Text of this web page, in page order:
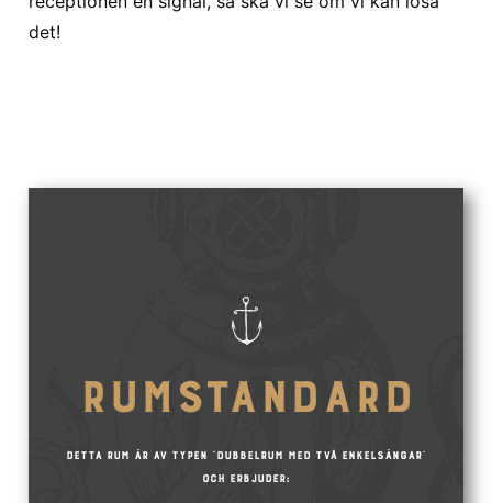
det!
Rumstandard
Detta rum är av typen "Dubbelrum med två enkelsängar"
och erbjuder: